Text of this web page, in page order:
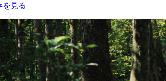
を見る